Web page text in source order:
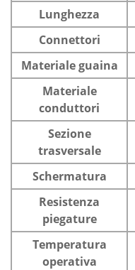
Lunghezza
Connettori
Materiale guaina
Materiale
conduttori
Sezione
trasversale
Schermatura
Resistenza
piegature
Temperatura
operativa